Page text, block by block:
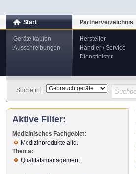
Start
Geräte kaufen
Ausschreibungen
Partnerverzeichnis
Hersteller
Händler / Service
Dienstleister
Suche in:
Aktive Filter:
Medizinisches Fachgebiet:
Medizinprodukte allg.
Thema:
Qualitätsmanagement